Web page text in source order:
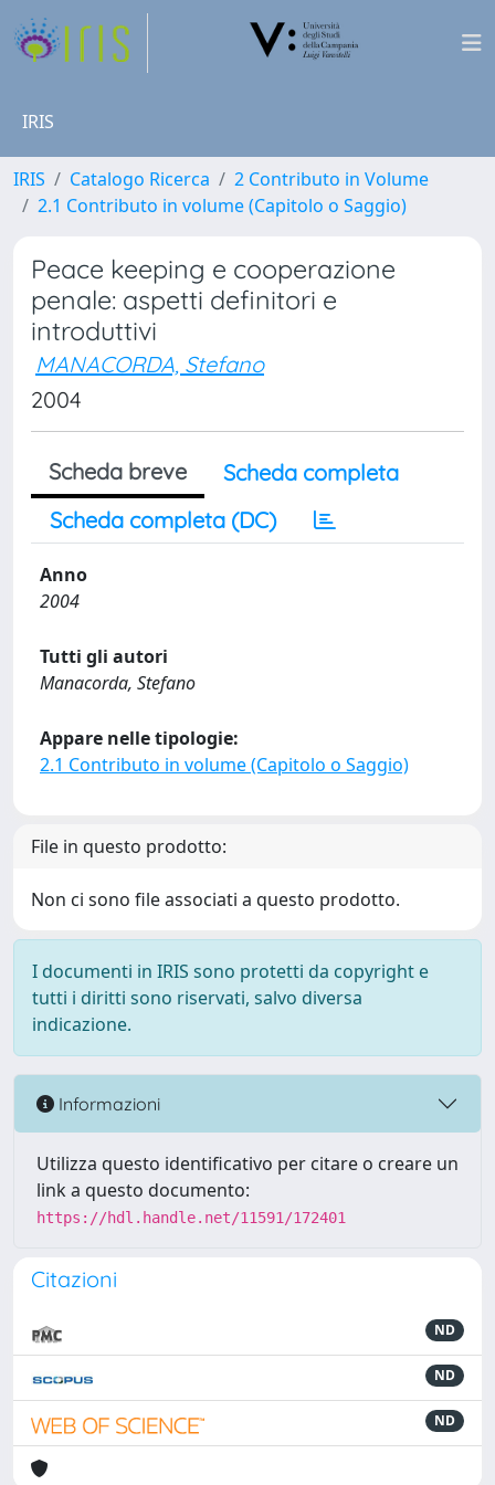
IRIS
IRIS Catalogo Ricerca
2 Contributo in Volume
2.1 Contributo in volume (Capitolo o Saggio)
Peace keeping e cooperazione
penale: aspetti definitori e
introduttivi
MANACORDA, Stefano
2004
Scheda breve
Scheda completa
Scheda completa (DC)
Anno
2004
Tutti gli autori
Manacorda, Stefano
Appare nelle tipologie:
2.1 Contributo in volume (Capitolo o Saggio)
File in questo prodotto:
Non ci sono file associati a questo prodotto.
I documenti in IRIS sono protetti da copyright e
tutti i diritti sono riservati, salvo diversa
indicazione.
Informazioni
Utilizza questo identificativo per citare o creare un
link a questo documento:
https://hdl.handle.net/11591/172401
Citazioni
ND
ND
ND